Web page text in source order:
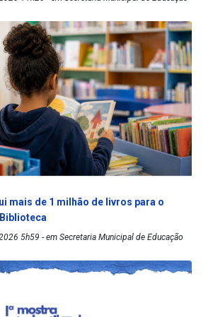
mais de 1 milhão de livros para o
5h59 - em Secretaria Municipal de Educação